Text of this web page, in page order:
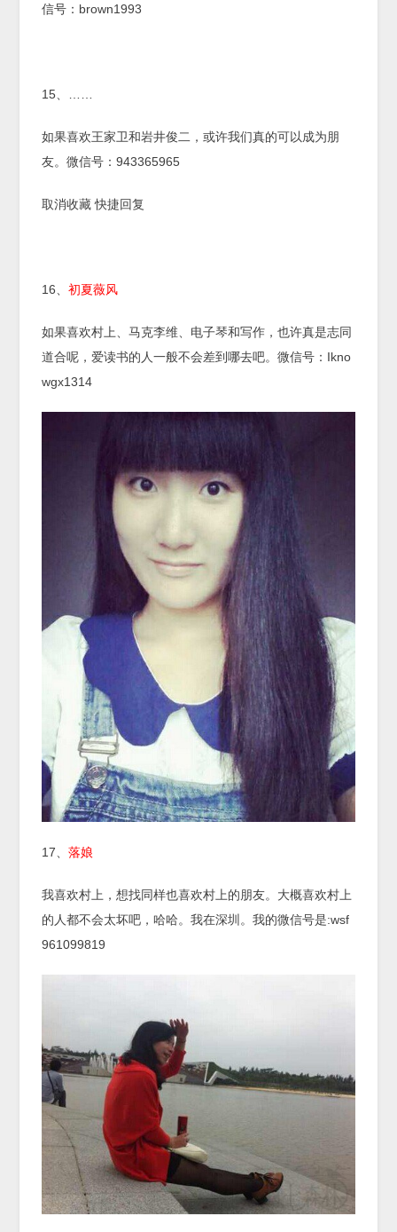
信号：brown1993
15、……
如果喜欢王家卫和岩井俊二，或许我们真的可以成为朋
友。微信号：943365965
取消收藏 快捷回复
16、初夏薇风
如果喜欢村上、马克李维、电子琴和写作，也许真是志同
道合呢，爱读书的人一般不会差到哪去吧。微信号：Ikno
wgx1314
17、落娘
我喜欢村上，想找同样也喜欢村上的朋友。大概喜欢村上
的人都不会太坏吧，哈哈。我在深圳。我的微信号是:wsf
961099819